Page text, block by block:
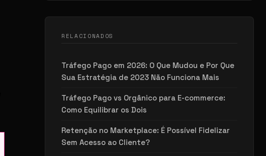
RELACIONADOS
Tráfego Pago em 2026: O Que Mudou e Por Que
Sua Estratégia de 2023 Não Funciona Mais
Tráfego Pago vs Orgânico para E-commerce:
Como Equilibrar os Dois
Retenção no Marketplace: É Possível Fidelizar
Sem Acesso ao Cliente?